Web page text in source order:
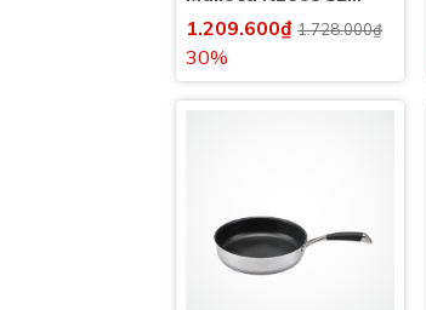
nước lạnh
1.209.600₫ 1.728.000₫
30%